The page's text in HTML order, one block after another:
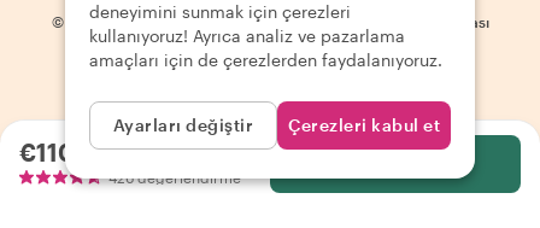
€110.66kişi başı
426 değerlendirme
© 2026 Withlocals.com | Gizlilik Politikası | Çerezler Site haritası
deneyimini sunmak için çerezleri
kullanıyoruz! Ayrıca analiz ve pazarlama
amaçları için de çerezlerden faydalanıyoruz.
Ayarları değiştir Çerezleri kabul et